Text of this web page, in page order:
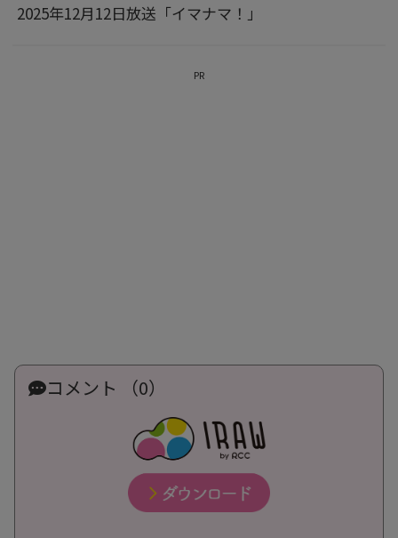
2025年12月12日放送「イマナマ！」
PR
コメント （0）